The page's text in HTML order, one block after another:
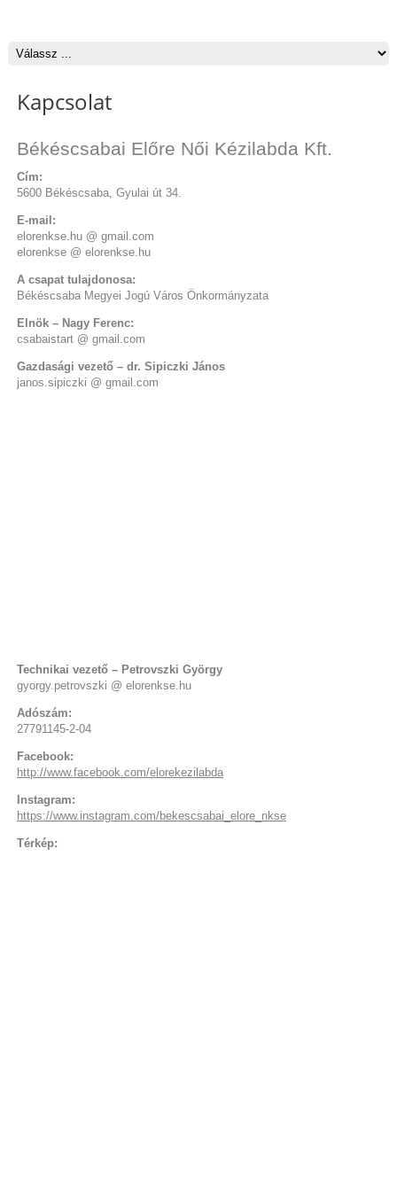
Kapcsolat
Békéscsabai Előre Női Kézilabda Kft.
Cím:
5600 Békéscsaba, Gyulai út 34.
E-mail:
elorenkse.hu @ gmail.com
elorenkse @ elorenkse.hu
A csapat tulajdonosa:
Békéscsaba Megyei Jogú Város Önkormányzata
Elnök – Nagy Ferenc:
csabaistart @ gmail.com
Gazdasági vezető – dr. Sipiczki János
janos.sipiczki @ gmail.com
Technikai vezető – Petrovszki György
gyorgy.petrovszki @ elorenkse.hu
Adószám:
27791145-2-04
Facebook:
http://www.facebook.com/elorekezilabda
Instagram:
https://www.instagram.com/bekescsabai_elore_nkse
Térkép: